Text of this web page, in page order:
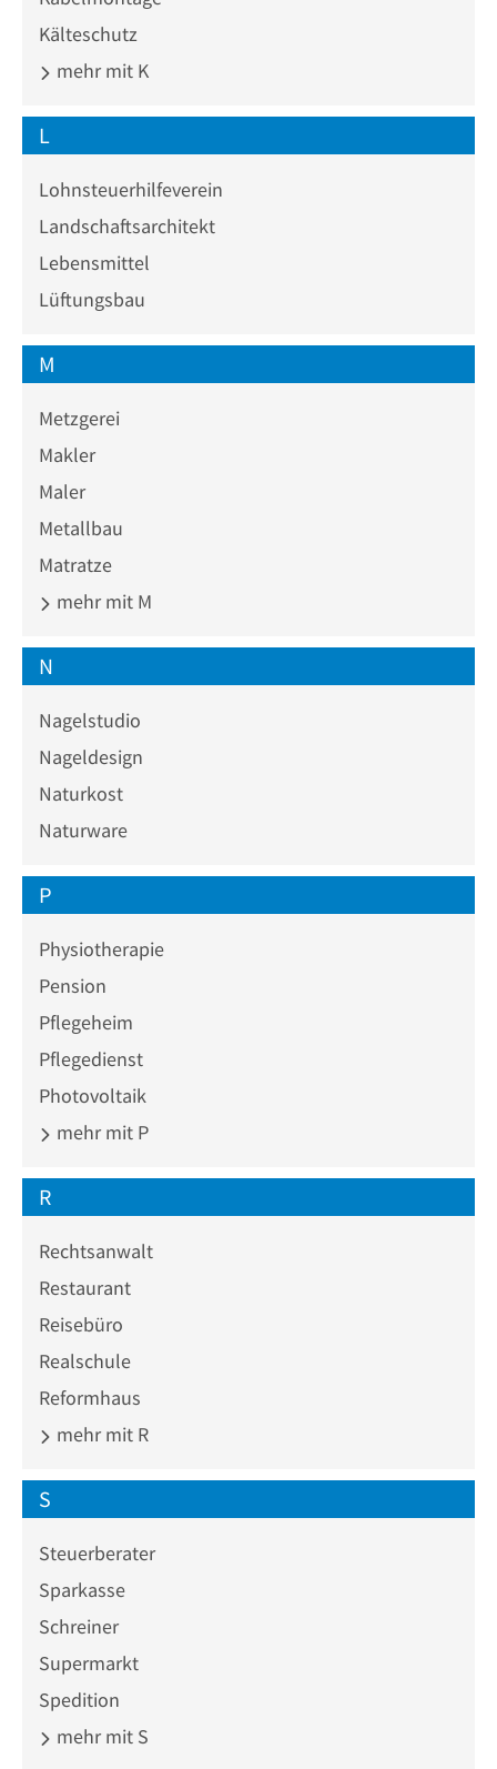
Kälteschutz
mehr mit K
L
Lohnsteuerhilfeverein
Landschaftsarchitekt
Lebensmittel
Lüftungsbau
M
Metzgerei
Makler
Maler
Metallbau
Matratze
mehr mit M
N
Nagelstudio
Nageldesign
Naturkost
Naturware
P
Physiotherapie
Pension
Pflegeheim
Pflegedienst
Photovoltaik
mehr mit P
R
Rechtsanwalt
Restaurant
Reisebüro
Realschule
Reformhaus
mehr mit R
S
Steuerberater
Sparkasse
Schreiner
Supermarkt
Spedition
mehr mit S